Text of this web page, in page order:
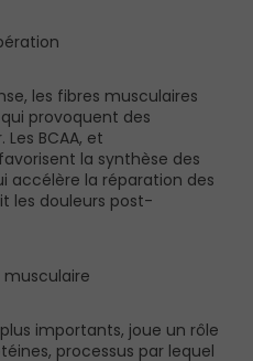
les fibres musculaires
provoquent des
BCAA, et
la synthèse des
accélère la réparation des
les douleurs post-
plus importants, joue un rôle
processus par lequel